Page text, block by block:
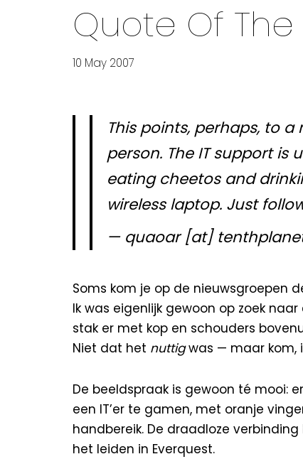
Quote Of
10 May 2007
This points, perhaps, to
person. The IT support is
eating cheetos and
wireless laptop. Just
— quaoar [at]
Soms kom je op de nieuwsgroepen
Ik was eigenlijk gewoon op zoek
stak er met kop en schouders
Niet dat het nuttigwas — maar kom,
De beeldspraak is gewoon té mooi:
een IT’er te gamen, met oranje
handbereik. De draadloze
het leiden in Everquest.